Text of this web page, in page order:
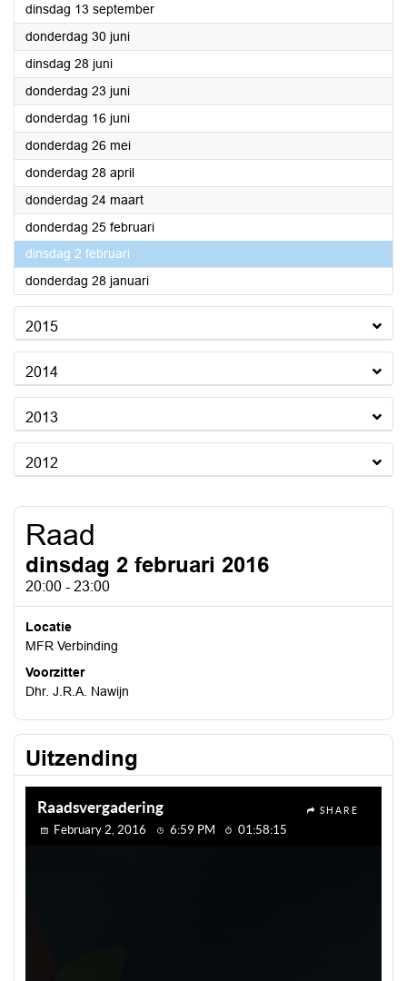
dinsdag 13 september2016
donderdag 30 juni2016
dinsdag 28 juni2016
donderdag 23 juni2016
donderdag 16 juni2016
donderdag 26 mei2016
donderdag 28 april2016
donderdag 24 maart2016
donderdag 25 februari2016
dinsdag 2 februari
donderdag 28 januari2016
2015
2014
2013
2012
Raad
dinsdag 2 februari 2016
20:00 - 23:00
Locatie
MFR Verbinding
Voorzitter
Dhr. J.R.A. Nawijn
Uitzending